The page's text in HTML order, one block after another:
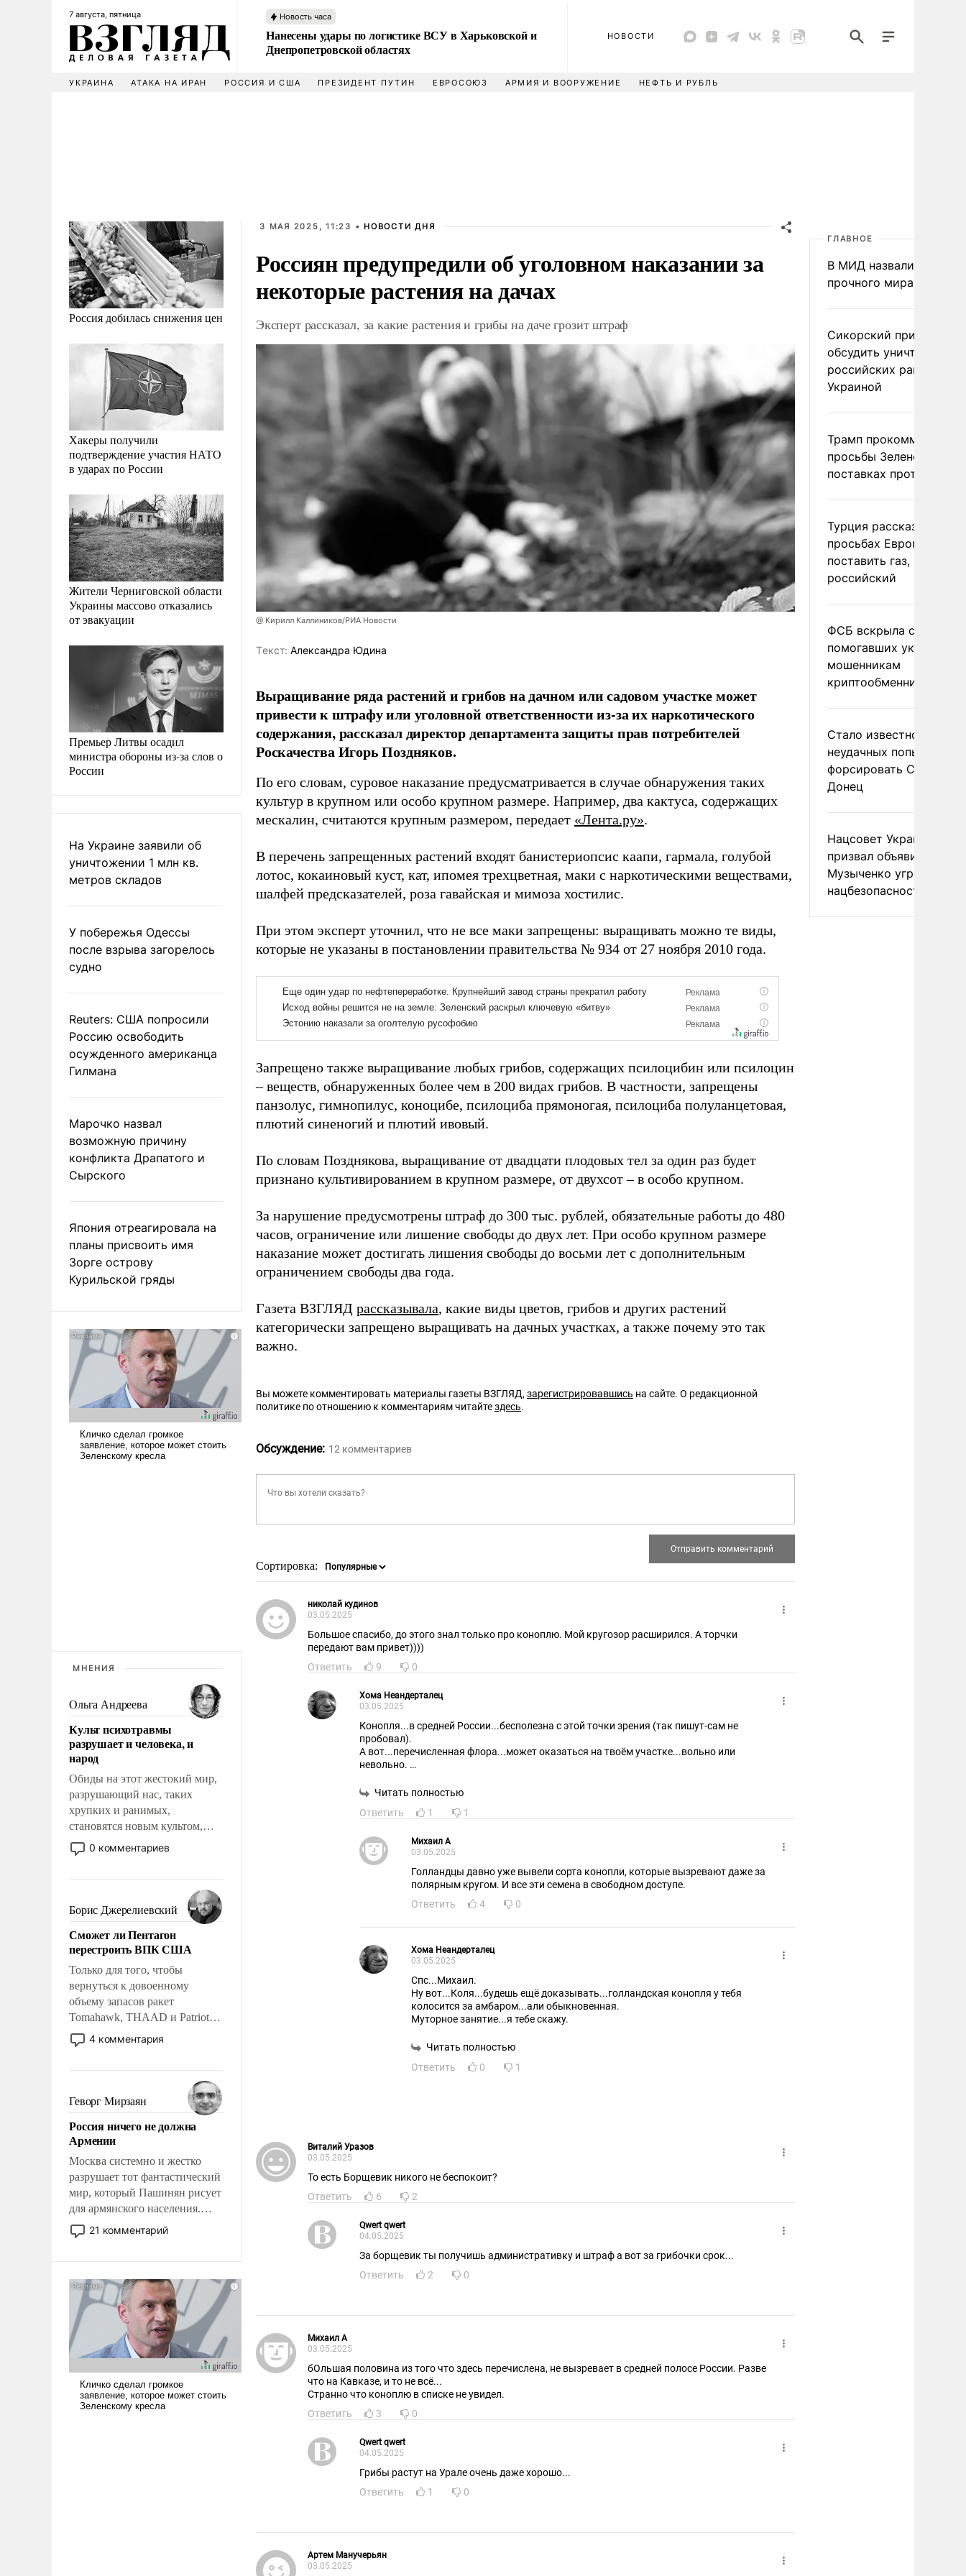
7 августа, пятница Новость часа
Нанесены удары по логистике ВСУ в Харьковской и
Днепропетровской областях
НОВОСТИ
УКРАИНА АТАКА НА ИРАН РОССИЯ И США ПРЕЗИДЕНТ ПУТИН ЕВРОСОЮЗ АРМИЯ И ВООРУЖЕНИЕ НЕФТЬ И РУБЛЬ
Россия добилась снижения цен
Хакеры получили
подтверждение участия НАТО
в ударах по России
Жители Черниговской области
Украины массово отказались
от эвакуации
Премьер Литвы осадил
министра обороны из-за слов о
России
На Украине заявили об
уничтожении 1 млн кв.
метров складов
У побережья Одессы
после взрыва загорелось
судно
Reuters: США попросили
Россию освободить
осужденного американца
Гилмана
Марочко назвал
возможную причину
конфликта Драпатого и
Сырского
Япония отреагировала на
планы присвоить имя
Зорге острову
Курильской гряды
МНЕНИЯ
Ольга Андреева
Культ психотравмы
разрушает и человека, и
народ
Обиды на этот жестокий мир,
разрушающий нас, таких
хрупких и ранимых,
становятся новым культом,
постепенно вытесняя и
отменяя традиционное
мужественным и твердым под
ударами судьбы, брать на себя
ответственность, помогать
слабым, идти вперед и
адаптироваться.
0 комментариев
Борис Джерелиевский
Сможет ли Пентагон
перестроить ВПК США
Только для того, чтобы
вернуться к довоенному
объему запасов ракет
Tomahawk, THAAD и Patriot
США потребуется более трех
лет. Даже небольшая война с
Сложившаяся ситуация
означает многолетний период
уязвимости США, например,
перед Китаем.
4 комментария
Геворг Мирзаян
Россия ничего не должна
Армении
Москва системно и жестко
разрушает тот фантастический
мир, который Пашинян рисует
для армянского населения.
Мир, где политические
прожекты будут безусловно
налогоплательщиков и где
Еревану за свои поступки не
нужно отвечать.
21 комментарий
3 МАЯ 2025, 11:23 • НОВОСТИ ДНЯ
Россиян предупредили об уголовном наказании за
некоторые растения на дачах
Эксперт рассказал, за какие растения и грибы на даче грозит штраф
@ Кирилл Каллиников/РИА Новости
Tекст: Александра Юдина
Выращивание ряда растений и грибов на дачном или садовом участке может
привести к штрафу или уголовной ответственности из-за их наркотического
содержания, рассказал директор департамента защиты прав потребителей
Роскачества Игорь Поздняков.
По его словам, суровое наказание предусматривается в случае обнаружения таких
культур в крупном или особо крупном размере. Например, два кактуса, содержащих
мескалин, считаются крупным размером, передает «Лента.ру».
В перечень запрещенных растений входят банистериопсис каапи, гармала, голубой
лотос, кокаиновый куст, кат, ипомея трехцветная, маки с наркотическими веществами,
шалфей предсказателей, роза гавайская и мимоза хостилис.
При этом эксперт уточнил, что не все маки запрещены: выращивать можно те виды,
которые не указаны в постановлении правительства № 934 от 27 ноября 2010 года.
Запрещено также выращивание любых грибов, содержащих псилоцибин или псилоцин
– веществ, обнаруженных более чем в 200 видах грибов. В частности, запрещены
панзолус, гимнопилус, коноцибе, псилоциба прямоногая, псилоциба полуланцетовая,
плютий синеногий и плютий ивовый.
По словам Позднякова, выращивание от двадцати плодовых тел за один раз будет
признано культивированием в крупном размере, от двухсот – в особо крупном.
За нарушение предусмотрены штраф до 300 тыс. рублей, обязательные работы до 480
часов, ограничение или лишение свободы до двух лет. При особо крупном размере
наказание может достигать лишения свободы до восьми лет с дополнительным
ограничением свободы два года.
Газета ВЗГЛЯД рассказывала, какие виды цветов, грибов и других растений
категорически запрещено выращивать на дачных участках, а также почему это так
важно.
Вы можете комментировать материалы газеты ВЗГЛЯД,зарегистрировавшись на сайте. О редакционной
политике по отношению к комментариям читайтездесь.
Обсуждение: 12 комментариев
Сортировка:
николай кудинов
03.05.2025
Большое спасибо, до этого знал только про коноплю. Мой кругозор расширился. А торчки
передают вам привет))))
Ответить
9 0
Хома Неандерталец
03.05.2025
Конопля...в средней России...бесполезна с этой точки зрения (так пишут-сам не
пробовал).
А вот...перечисленная флора...может оказаться на твоём участке...вольно или
невольно.
Читать полностью
Ответить
1 1
Михаил А
03.05.2025
Голландцы давно уже вывели сорта конопли, которые вызревают даже за
полярным кругом. И все эти семена в свободном доступе.
Ответить
4 0
Хома Неандерталец
03.05.2025
Спс...Михаил.
Ну вот...Коля...будешь ещё доказывать...голландская конопля у тебя
колосится за амбаром...али обыкновенная.
Муторное занятие...я тебе скажу.
Читать полностью
Ответить
0 1
Виталий Уразов
03.05.2025
То есть Борщевик никого не беспокоит?
Ответить
6 2
Qwert qwert
04.05.2025
За борщевик ты получишь административку и штраф а вот за грибочки срок...
Ответить
2 0
Михаил А
03.05.2025
бОльшая половина из того что здесь перечислена, не вызревает в средней полосе России. Разве
что на Кавказе, и то не всё...
Странно что коноплю в списке не увидел.
Ответить
3 0
Qwert qwert
04.05.2025
Грибы растут на Урале очень даже хорошо...
Ответить
1 0
Артем Манучерьян
03.05.2025
ГЛАВНОЕ
В МИД назвали условия
прочного мира на
Сикорский призвал
обсудить уничтожение
российских ракет над
Украиной
Трамп
просьбы Зеленского о
поставках
Турция рассказала о
просьбах Европы
поставить газ, но не
российский
ФСБ вскрыла сеть
помогавших
мошенникам
криптообменников
Стало известно о
неудачных попытках
форсировать
Донец
Нацсовет Украины по
призвал объявить
Музыченко угрозой
нацбезопасности